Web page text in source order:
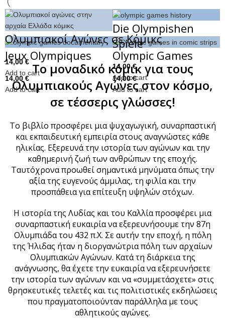
Ολυμπιακοί Αγώνες σε Κόμικς
14,00€
Add to cart
Die Olympishen
Spiele
14,00€
Add to cart
Jeux Olympiques
14,00 €
Add to cart
Olympic Games
14,00€
Add to cart
Το μοναδικό κόμικ για τους
Ολυμπιακούς Αγώνες στον κόσμο,
σε τέσσερις γλώσσες!
Το βιβλίο προσφέρει μια ψυχαγωγική, συναρπαστική
και εκπαιδευτική εμπειρία στους αναγνώστες κάθε
ηλικίας. Εξερευνά την ιστορία των αγώνων και την
καθημερινή ζωή των ανθρώπων της εποχής.
Ταυτόχρονα προωθεί σημαντικά μηνύματα όπως την
αξία της ευγενούς άμμιλας, τη φιλία και την
προσπάθεια για επίτευξη υψηλών στόχων.
Η ιστορία της Λυδίας και του Καλλία προσφέρει μια
συναρπαστική ευκαιρία να εξερευνήσουμε την 87η
Ολυμπιάδα του 432 π.Χ. Σε αυτήν την εποχή, η πόλη
της Ήλιδας ήταν η διοργανώτρια πόλη των αρχαίων
Ολυμπιακών Αγώνων. Κατά τη διάρκεια της
ανάγνωσης, θα έχετε την ευκαιρία να εξερευνήσετε
την ιστορία των αγώνων και να «συμμετάσχετε» στις
θρησκευτικές τελετές και τις πολιτιστικές εκδηλώσεις
που πραγματοποιούνταν παράλληλα με τους
αθλητικούς αγώνες.